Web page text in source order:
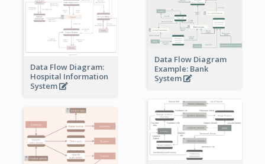
Data Flow Diagram:
Hospital Information
System
Data Flow Diagram
Example: Bank
System